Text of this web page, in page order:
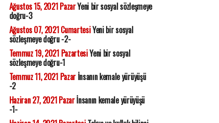
Ağustos 15, 2021 PazarYeni bir sosyal sözleşmeye
doğru-3
Ağustos 07, 2021 CumartesiYeni bir sosyal
sözleşmeye doğru -2-
Temmuz 19, 2021 PazartesiYeni bir sosyal
sözleşmeye doğru-1
Temmuz 11, 2021 Pazarİnsanın kemale yürüyüşü
-2
Haziran 27, 2021 Pazarİnsanın kemale yürüyüşü
-1-